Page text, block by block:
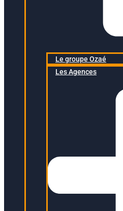
Le groupe Ozaé
Les Agences